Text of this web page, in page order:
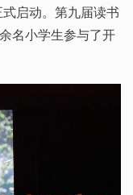
启动。第九届读书
名小学生参与了开